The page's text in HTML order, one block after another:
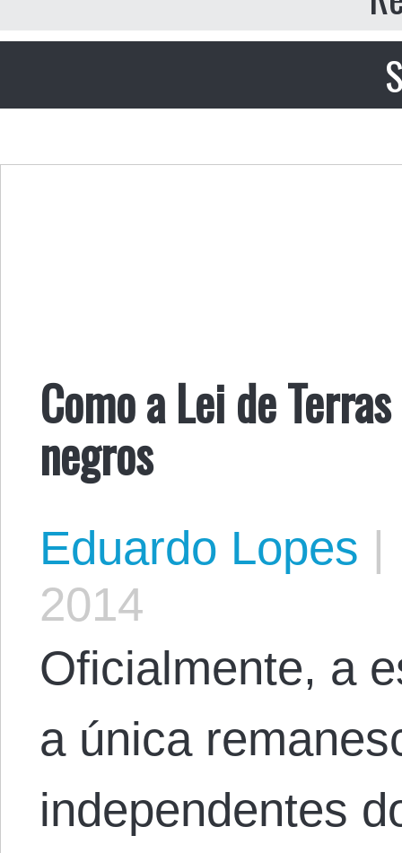
Como a Lei de
negros
Eduardo Lopes |
2014
Oficialmente, a
a única
independentes